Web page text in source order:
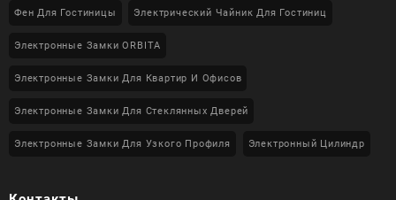
Фен Для Гостиницы Электрический Чайник Для Гостиниц
Электронные Замки ORBITA
Электронные Замки Для Квартир И Офисов
Электронные Замки Для Стеклянных Дверей
Электронные Замки Для Узкого Профиля Электронный Цилиндр